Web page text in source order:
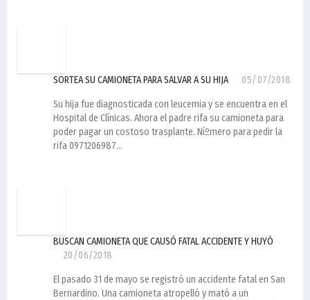
SORTEA SU CAMIONETA PARA SALVAR A SU HIJA 05/07/2018
Su hija fue diagnosticada con leucemia y se encuentra en el
Hospital de Clí­nicas. Ahora el padre rifa su camioneta para
poder pagar un costoso trasplante. Níºmero para pedir la
rifa 0971206987...
BUSCAN CAMIONETA QUE CAUSÓ FATAL ACCIDENTE Y HUYÓ
20/06/2018
El pasado 31 de mayo se registró un accidente fatal en San
Bernardino. Una camioneta atropelló y mató a un